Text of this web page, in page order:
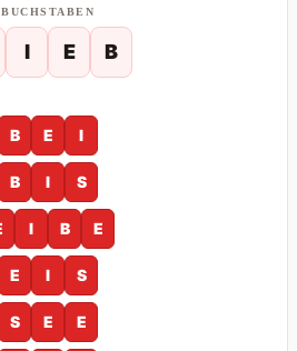
BUCHSTABEN
I E B
B
E I
B I S
I B E
E I S
S E E